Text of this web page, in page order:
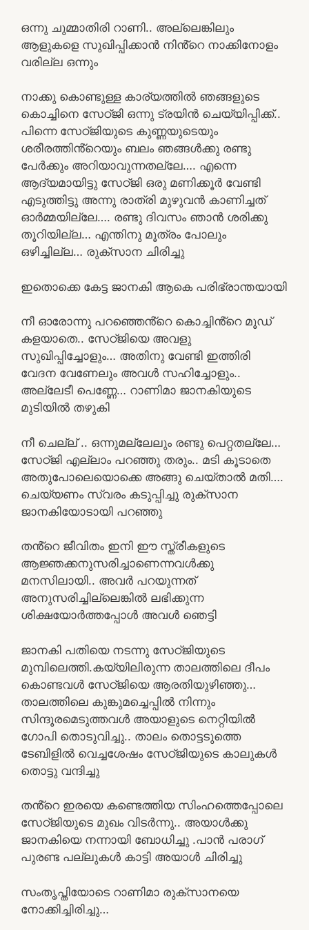
ഒന്നു ചുമ്മാതിരി റാണി.. അല്ലെങ്കിലും
ആളുകളെ സുഖിപ്പിക്കാൻ നിൻ്റെ നാക്കിനോളം
വരില്ല ഒന്നും
നാക്കു കൊണ്ടുള്ള കാര്യത്തിൽ ഞങ്ങളുടെ
കൊച്ചിനെ സേഠ്ജി ഒന്നു ട്രയിൻ ചെയ്യിപ്പിക്ക്..
പിന്നെ സേഠ്ജിയുടെ കുണ്ണയുടെയും
ശരീരത്തിൻ്റെയും ബലം ഞങ്ങൾക്കു രണ്ടു
പേർക്കും അറിയാവുന്നതല്ലേ…. എന്നെ
ആദ്യമായിട്ടു സേഠ്ജി ഒരു മണിക്കൂർ വേണ്ടി
എടുത്തിട്ടു അന്നു രാത്രി മുഴുവൻ കാണിച്ചത്
ഓർമ്മയില്ലേ…. രണ്ടു ദിവസം ഞാൻ ശരിക്കു
തൂറിയില്ല… എന്തിനു മൂത്രം പോലും
ഒഴിച്ചില്ല… രുക്സാന ചിരിച്ചു
ഇതൊക്കെ കേട്ട ജാനകി ആകെ പരിഭ്രാന്തയായി
നീ ഓരോന്നു പറഞ്ഞെൻ്റെ കൊച്ചിൻ്റെ മൂഡ്
കളയാതെ.. സേഠ്ജിയെ അവളു
സുഖിപ്പിച്ചോളും… അതിനു വേണ്ടി ഇത്തിരി
വേദന വേണേലും അവൾ സഹിച്ചോളും..
അല്ലേടീ പെണ്ണേ… റാണിമാ ജാനകിയുടെ
മുടിയിൽ തഴുകി
നീ ചെല്ല് .. ഒന്നുമല്ലേലും രണ്ടു പെറ്റതല്ലേ…
സേഠ്ജി എല്ലാം പറഞ്ഞു തരും.. മടി കൂടാതെ
അതുപോലെയൊക്കെ അങ്ങു ചെയ്താൽ മതി….
ചെയ്യണം സ്വരം കടുപ്പിച്ചു രുക്സാന
ജാനകിയോടായി പറഞ്ഞു
തൻ്റെ ജീവിതം ഇനി ഈ സ്ത്രീകളുടെ
ആജ്ഞക്കനുസരിച്ചാണെന്നവൾക്കു
മനസിലായി.. അവർ പറയുന്നത്
അനുസരിച്ചില്ലെങ്കിൽ ലഭിക്കുന്ന
ശിക്ഷയോർത്തപ്പോൾ അവൾ ഞെട്ടി
ജാനകി പതിയെ നടന്നു സേഠ്ജിയുടെ
മുമ്പിലെത്തി.കയ്യിലിരുന്ന താലത്തിലെ ദീപം
കൊണ്ടവൾ സേഠ്ജിയെ ആരതിയുഴിഞ്ഞു…
താലത്തിലെ കുങ്കുമച്ചെപ്പിൽ നിന്നും
സിന്ദൂരമെടുത്തവൾ അയാളുടെ നെറ്റിയിൽ
ഗോപി തൊടുവിച്ചു.. താലം തൊട്ടടുത്തെ
ടേബിളിൽ വെച്ചശേഷം സേഠ്ജിയുടെ കാലുകൾ
തൊട്ടു വന്ദിച്ചു
തൻ്റെ ഇരയെ കണ്ടെത്തിയ സിംഹത്തെപ്പോലെ
സേഠ്ജിയുടെ മുഖം വിടർന്നു.. അയാൾക്കു
ജാനകിയെ നന്നായി ബോധിച്ചു .പാൻ പരാഗ്
പുരണ്ട പല്ലുകൾ കാട്ടി അയാൾ ചിരിച്ചു
സംതൃപ്തിയോടെ റാണിമാ രുക്സാനയെ
നോക്കിച്ചിരിച്ചു…